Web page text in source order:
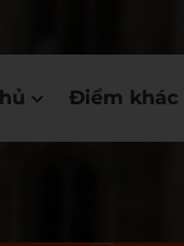
Điểm khác